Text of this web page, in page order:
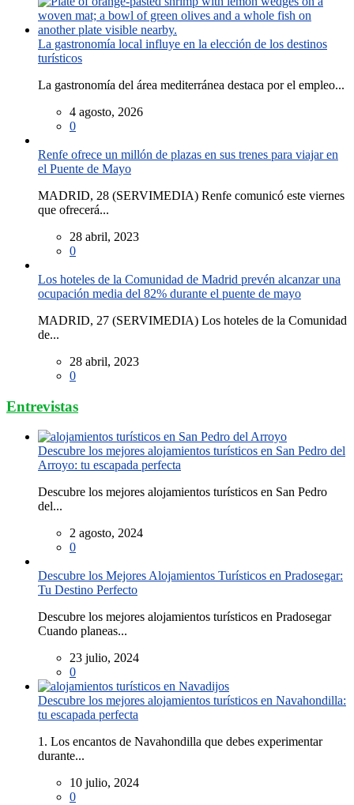
La gastronomía local influye en la elección de los destinos
turísticos
La gastronomía del área mediterránea destaca por el empleo...
4 agosto, 2026
0
Renfe ofrece un millón de plazas en sus trenes para viajar en
el Puente de Mayo
MADRID, 28 (SERVIMEDIA) Renfe comunicó este viernes
que ofrecerá...
28 abril, 2023
0
Los hoteles de la Comunidad de Madrid prevén alcanzar una
ocupación media del 82% durante el puente de mayo
MADRID, 27 (SERVIMEDIA) Los hoteles de la Comunidad
de...
28 abril, 2023
0
Entrevistas
Descubre los mejores alojamientos turísticos en San Pedro del
Arroyo: tu escapada perfecta
Descubre los mejores alojamientos turísticos en San Pedro
del...
2 agosto, 2024
0
Descubre los Mejores Alojamientos Turísticos en Pradosegar:
Tu Destino Perfecto
Descubre los mejores alojamientos turísticos en Pradosegar
Cuando planeas...
23 julio, 2024
0
Descubre los mejores alojamientos turísticos en Navahondilla:
tu escapada perfecta
1. Los encantos de Navahondilla que debes experimentar
durante...
10 julio, 2024
0